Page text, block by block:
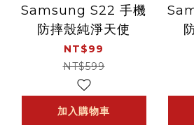
Samsung S22 手機
防摔殼純淨天使
NT$99
NT$599
加入購物車